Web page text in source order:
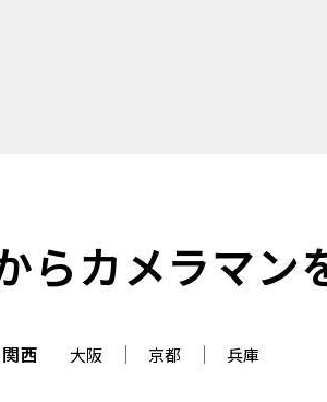
らカメラマン
関西 大阪 京都 兵庫